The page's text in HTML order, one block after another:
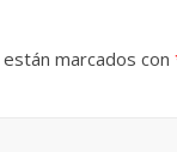
marcados con